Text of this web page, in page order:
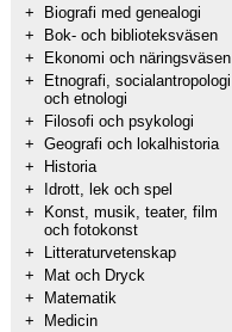
+
Biografi med genealogi
+
Bok- och biblioteksväsen
+
Ekonomi och näringsväsen
+
Etnografi, socialantropologi
och etnologi
+
Filosofi och psykologi
+ Geografi och lokalhistoria
+
Historia
+
Idrott, lek och spel
+
Konst, musik, teater, film
och fotokonst
+
Litteraturvetenskap
+
Mat och Dryck
+
Matematik
+
Medicin